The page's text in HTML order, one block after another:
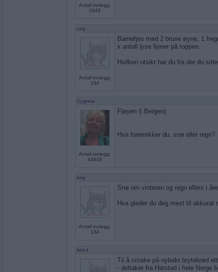
Antall innlegg:
2649
sny
Antall innlegg:
134
Barnefjes med 2 brune øyne, 1
x antall lyse fjoner på toppen.
Hvilken utsikt har du fra der du
Cygnus
Antall innlegg:
44845
Fløyen (i Bergen)
Hva foretrekker du, snø eller regn?
sny
Antall innlegg:
134
Snø om vinteren og regn ellers i
Hva gleder du deg mest til akkurat
bris1
Til å smake på nybakt brytebrød
- deltaker fra Harstad i hele Norge